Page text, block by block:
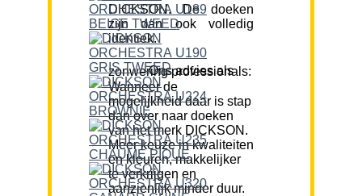
DICKSON. De doeken
zijn dan ook volledig
identiek.
Ons advies als zonwering professionals:
Wanneer de
mogelijkheid daar is stap
dan over naar doeken
van het merk DICKSON.
Meer keuze in kwaliteiten
en kleuren, makkelijker
te verkrijgen en
aanzienlijk minder duur.